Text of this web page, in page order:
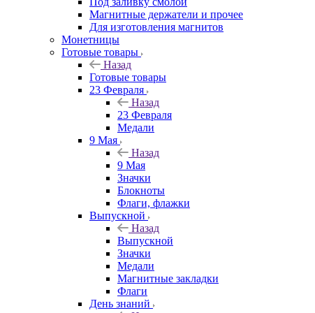
Магнитные держатели и прочее
Для изготовления магнитов
Монетницы
Готовые товары
Назад
Готовые товары
23 Февраля
Назад
23 Февраля
Медали
9 Мая
Назад
9 Мая
Значки
Блокноты
Флаги, флажки
Выпускной
Назад
Выпускной
Значки
Медали
Магнитные закладки
Флаги
День знаний